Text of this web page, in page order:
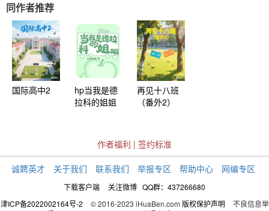
同作者推荐
国际高中2
hp当我是德
拉科的姐姐
再见十八班
（番外2）
作者福利 | 签约标准
诚聘英才 关于我们 联系我们 举报专区 帮助中心 网编专区
下载客户端 关注微博 QQ群：437266680
津ICP备2022002164号-2
© 2016-2023 iHuaBen.com 版权保护声明
不良信息举